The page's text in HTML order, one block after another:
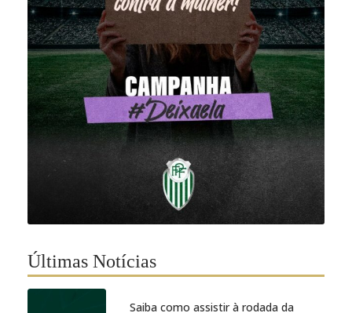
Últimas Notícias
Saiba como assistir à rodada da